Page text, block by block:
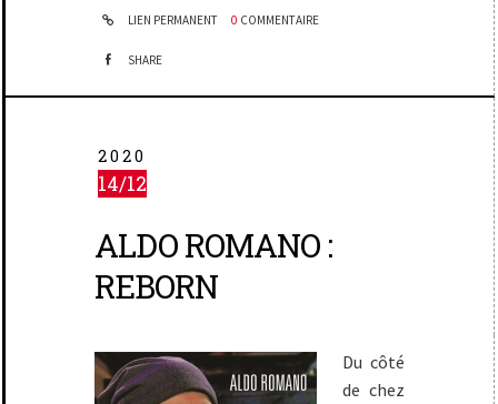
LIEN PERMANENT 0 COMMENTAIRE
SHARE
2020
14/12
ALDO ROMANO :
REBORN
Du côté
de chez